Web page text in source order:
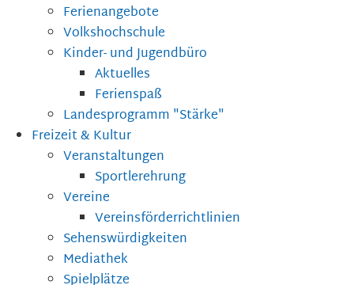
Ferienangebote
Volkshochschule
Kinder- und Jugendbüro
Aktuelles
Ferienspaß
Landesprogramm "Stärke"
Freizeit & Kultur
Veranstaltungen
Sportlerehrung
Vereine
Vereinsförderrichtlinien
Sehenswürdigkeiten
Mediathek